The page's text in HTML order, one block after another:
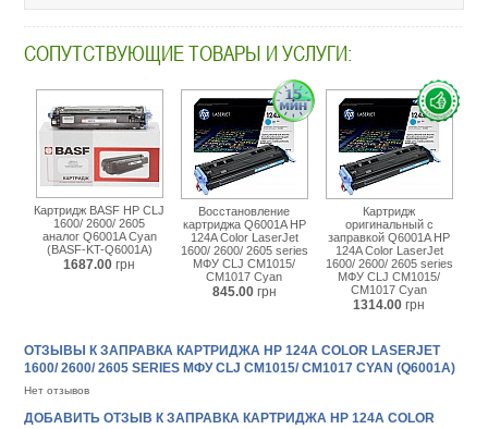
series-
cyan-
q6001a.html
СОПУТСТВУЮЩИЕ ТОВАРЫ И УСЛУГИ:
Картридж BASF HP CLJ
1600/ 2600/ 2605
аналог Q6001A Cyan
(BASF-KT-Q6001A)
1687.00 грн
Восстановление
картриджа Q6001A HP
124A Color LaserJet
1600/ 2600/ 2605 series
МФУ CLJ CM1015/
CM1017 Cyan
845.00 грн
Картридж
оригинальный с
заправкой Q6001A HP
124A Color LaserJet
1600/ 2600/ 2605 series
МФУ CLJ CM1015/
CM1017 Cyan
1314.00 грн
ОТЗЫВЫ К ЗАПРАВКА КАРТРИДЖА HP 124A COLOR LASERJET
1600/ 2600/ 2605 SERIES МФУ CLJ CM1015/ CM1017 CYAN (Q6001A)
Нет отзывов
ДОБАВИТЬ ОТЗЫВ К ЗАПРАВКА КАРТРИДЖА HP 124A COLOR